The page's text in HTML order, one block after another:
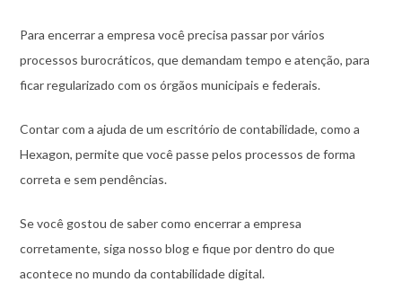
Para encerrar a empresa você precisa passar por vários
processos burocráticos, que demandam tempo e atenção, para
ficar regularizado com os órgãos municipais e federais.
Contar com a ajuda de um escritório de contabilidade, como a
Hexagon, permite que você passe pelos processos de forma
correta e sem pendências.
Se você gostou de saber como encerrar a empresa
corretamente, siga nosso blog e fique por dentro do que
acontece no mundo da contabilidade digital.